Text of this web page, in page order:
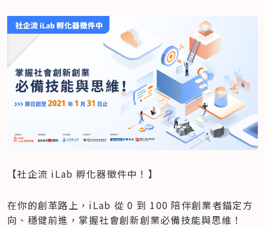
【社企流 iLab 孵化器徵件中！】
在你的創革路上，iLab 從 0 到 100 陪伴創業者錨定方
向、穩健前進，掌握社會創新創業必備技能與思維！